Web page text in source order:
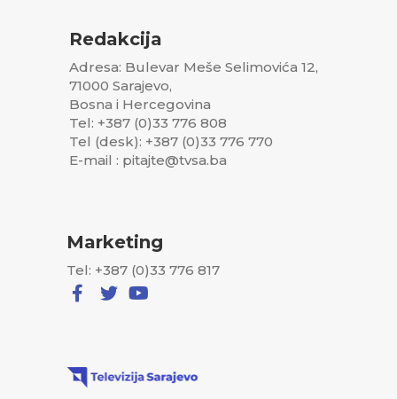
Redakcija
Adresa: Bulevar Meše Selimovića 12,
71000 Sarajevo,
Bosna i Hercegovina
Tel: +387 (0)33 776 808
Tel (desk): +387 (0)33 776 770
E-mail : pitajte@tvsa.ba
Marketing
Tel: +387 (0)33 776 817